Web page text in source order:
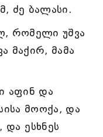
ძე ბალასი.
რომელი უშვა
მაქირ, მამა
აფინ და
მოოქა, და
ესხნეს